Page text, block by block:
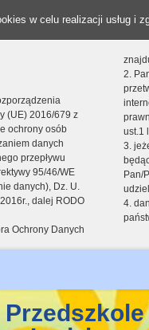
w celu realizacji usług i
(UE) 2016/679 z
ochrony osób
danych
przepływu
95/46/WE
danych), Dz. U.
dalej RODO
Ochrony Danych
2.
ust.1
3.
Pan/
4.